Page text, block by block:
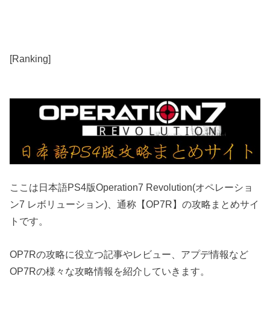
[Ranking]
ここは日本語PS4版Operation7 Revolution(オペレーショ
ン7 レボリューション)、通称【OP7R】の攻略まとめサイ
トです。
OP7Rの攻略に役立つ記事やレビュー、アプデ情報など
OP7Rの様々な攻略情報を紹介していきます。